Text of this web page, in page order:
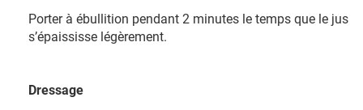
Porter à ébullition pendant 2 minutes le temps que le jus
s’épaississe légèrement.
Dressage